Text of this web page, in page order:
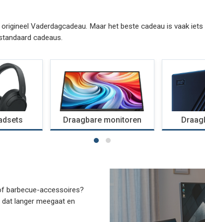
Vaderdagcadeau. Maar het beste cadeau is vaak
cadeaus.
Draagbare monitoren
barbecue-accessoires?
langer meegaat en